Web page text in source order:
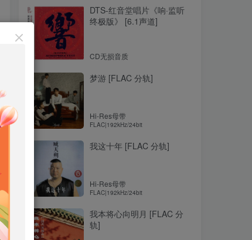
DTS-红音堂唱片《响·监听
终极版》 [6.1声道]
CD无损音质
梦游 [FLAC 分轨]
Hi-Res母带
FLAC|192kHz/24bit
我这十年 [FLAC 分轨]
Hi-Res母带
FLAC|192kHz/24bit
我本将心向明月 [FLAC 分
轨]